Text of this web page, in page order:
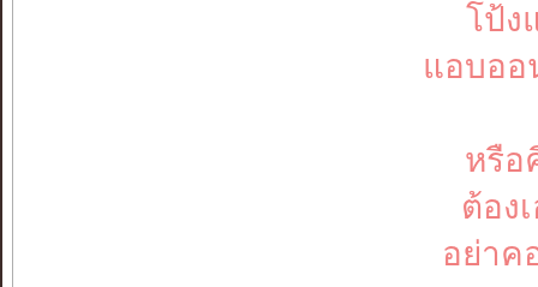
โป้ง
แอบออ
หรือ
ต้อง
อย่าค